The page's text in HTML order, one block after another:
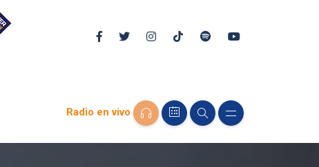
Radio en vivo